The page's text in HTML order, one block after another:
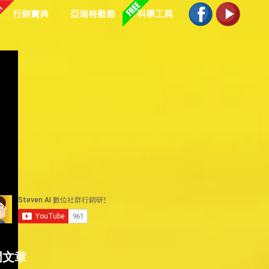
行銷寶典 亞瑞特動態 科學工具
章